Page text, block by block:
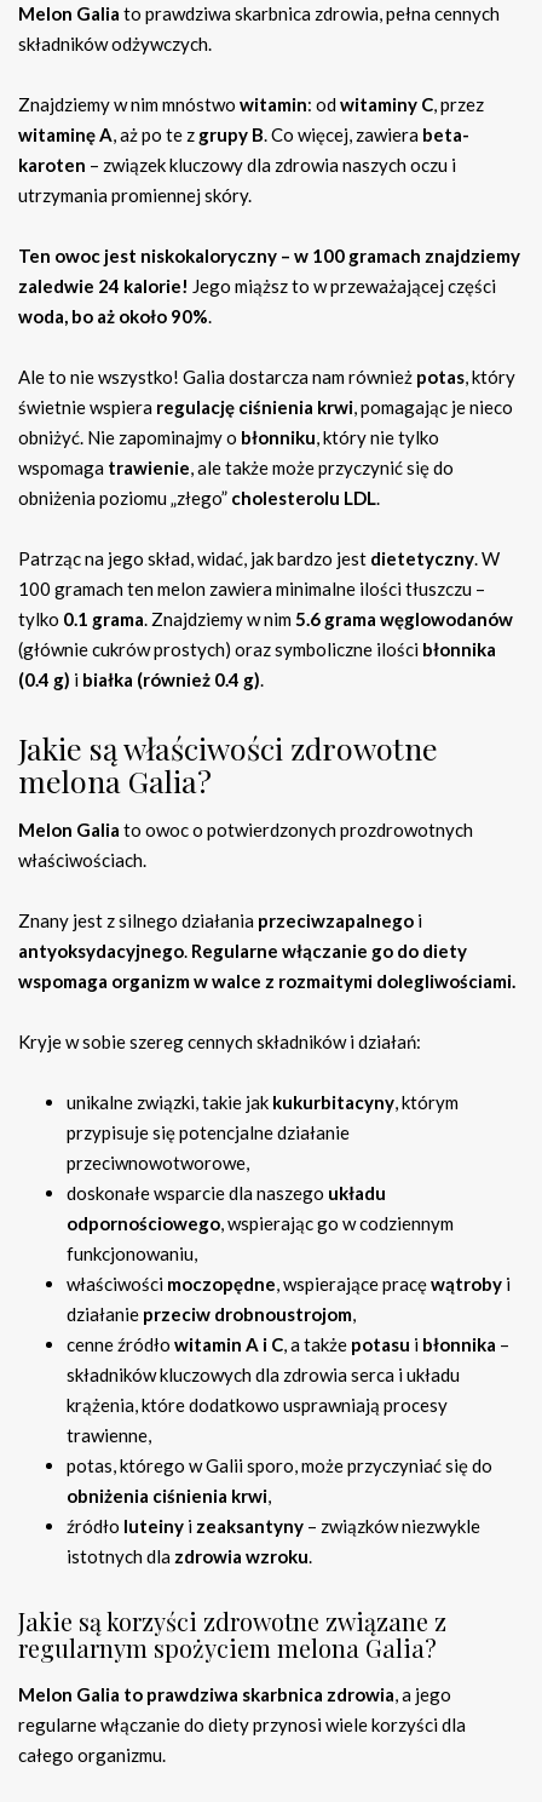
Melon Galia to prawdziwa skarbnica zdrowia, pełna cennych
składników odżywczych.
Znajdziemy w nim mnóstwo witamin: odwitaminy C, przez
witaminę A, aż po te z grupy B. Co więcej, zawiera beta-
karoten – związek kluczowy dla zdrowia naszych oczu i
utrzymania promiennej skóry.
Ten owoc jest niskokaloryczny – w 100 gramach znajdziemy
zaledwie 24 kalorie! Jego miąższ to w przeważającej części
woda, bo aż około 90%.
Ale to nie wszystko! Galia dostarcza nam również potas, który
świetnie wspiera regulację ciśnienia krwi, pomagając je nieco
obniżyć. Nie zapominajmy o błonniku, który nie tylko
wspomaga trawienie, ale także może przyczynić się do
obniżenia poziomu „złego” cholesterolu LDL.
Patrząc na jego skład, widać, jak bardzo jest dietetyczny. W
100 gramach ten melon zawiera minimalne ilości tłuszczu –
tylko 0.1 grama. Znajdziemy w nim5.6 grama węglowodanów
(głównie cukrów prostych) oraz symboliczne ilości błonnika
(0.4 g) i białka (również 0.4 g).
Jakie są właściwości zdrowotne
melona Galia?
Melon Galia to owoc o potwierdzonych prozdrowotnych
właściwościach.
Znany jest z silnego działania przeciwzapalnego i
antyoksydacyjnego. Regularne włączanie go do diety
wspomaga organizm w walce z rozmaitymi dolegliwościami.
Kryje w sobie szereg cennych składników i działań:
unikalne związki, takie jak kukurbitacyny, którym
przypisuje się potencjalne działanie
przeciwnowotworowe,
doskonałe wsparcie dla naszego układu
odpornościowego, wspierając go w codziennym
funkcjonowaniu,
właściwości moczopędne, wspierające pracęwątroby i
działanie przeciw drobnoustrojom,
cenne źródło witamin A i C, a także potasu i błonnika –
składników kluczowych dla zdrowia serca i układu
krążenia, które dodatkowo usprawniają procesy
trawienne,
potas, którego w Galii sporo, może przyczyniać się do
obniżenia ciśnienia krwi,
źródło luteiny i zeaksantyny – związków niezwykle
istotnych dla zdrowia wzroku.
Jakie są korzyści zdrowotne związane z
regularnym spożyciem melona Galia?
Melon Galia to prawdziwa skarbnica zdrowia, a jego
regularne włączanie do diety przynosi wiele korzyści dla
całego organizmu.